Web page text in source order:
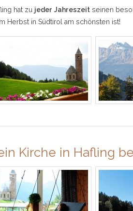
hat zu jeder Jahreszeit seinen
Herbst in Südtirol am schönsten ist!
Kirche in Hafling